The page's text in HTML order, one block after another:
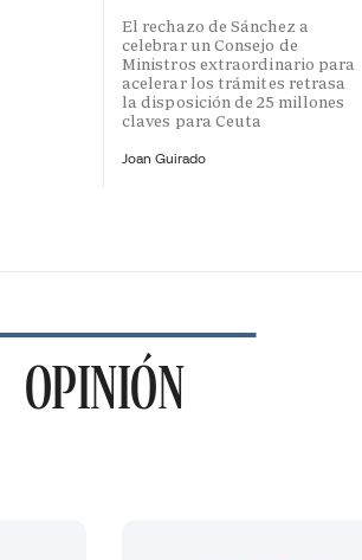
El rechazo de Sánchez a
celebrar un Consejo de
Ministros extraordinario para
acelerar los trámites retrasa
la disposición de 25 millones
claves para Ceuta
Joan Guirado
OPINIÓN